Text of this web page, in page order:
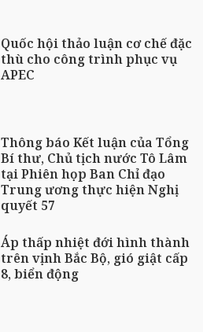
Quốc hội thảo luận cơ chế đặc
thù cho công trình phục vụ
APEC
Thông báo Kết luận của Tổng
Bí thư, Chủ tịch nước Tô Lâm
tại Phiên họp Ban Chỉ đạo
Trung ương thực hiện Nghị
quyết 57
Áp thấp nhiệt đới hình thành
trên vịnh Bắc Bộ, gió giật cấp
8, biển động